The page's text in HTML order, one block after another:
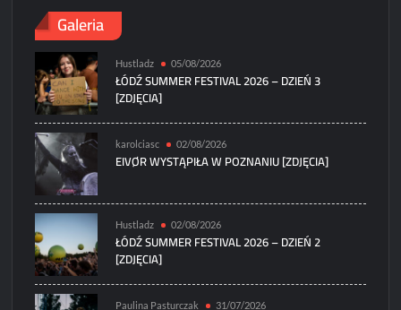
Galeria
Hustladz 05/08/2026
ŁÓDŹ SUMMER FESTIVAL 2026 – DZIEŃ 3
[ZDJĘCIA]
karolciasc 02/08/2026
EIVØR WYSTĄPIŁA W POZNANIU [ZDJĘCIA]
Hustladz 02/08/2026
ŁÓDŹ SUMMER FESTIVAL 2026 – DZIEŃ 2
[ZDJĘCIA]
Paulina Pasturczak 31/07/2026